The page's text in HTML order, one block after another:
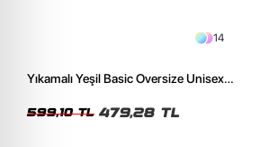
14
Yıkamalı Yeşil Basic Oversize Unisex
599,10 TL 479,28 TL